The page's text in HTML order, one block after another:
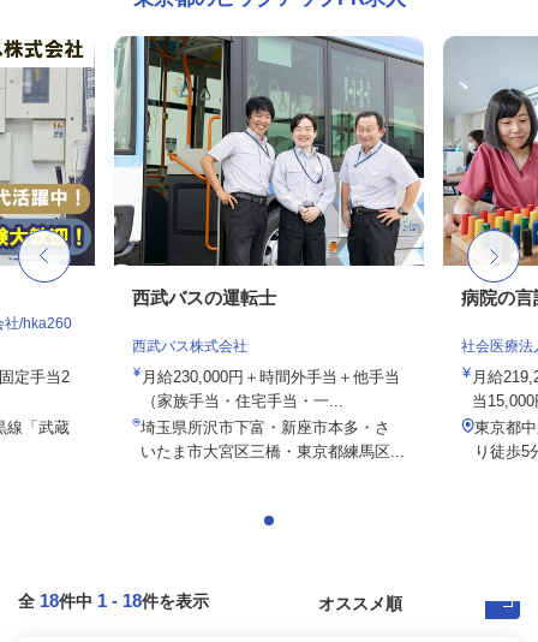
社/hka260
定手当2
線「武蔵
西武バスの運転士
西武バス株式会社
月給230,000円＋時間外手当＋他手当
（家族手当・住宅手当・一...
埼玉県所沢市下富・新座市本多・さ
いたま市大宮区三橋・東京都練馬区...
病院の言
社会医療
月給
当
東京都
り徒歩5
全 18件中 1 - 18件を表示